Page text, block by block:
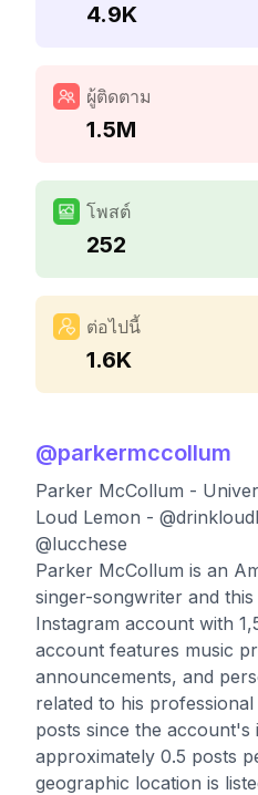
4.9K
ผู้ติดตาม
1.5M
โพสต์
252
ต่อไปนี้
1.6K
@parkermccollum
Parker McCollum -
Loud Lemon -
@lucchese
Parker McCollum is an
singer-songwriter and
Instagram account with
account features music
announcements, and
related to his
posts since the account's
approximately 0.5 posts
geographic location is